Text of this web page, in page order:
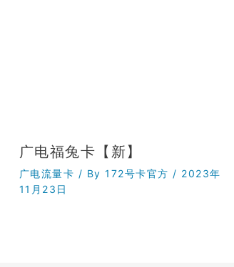
广电福兔卡【新】
广电流量卡 / By172号卡官方 / 2023年
11月23日